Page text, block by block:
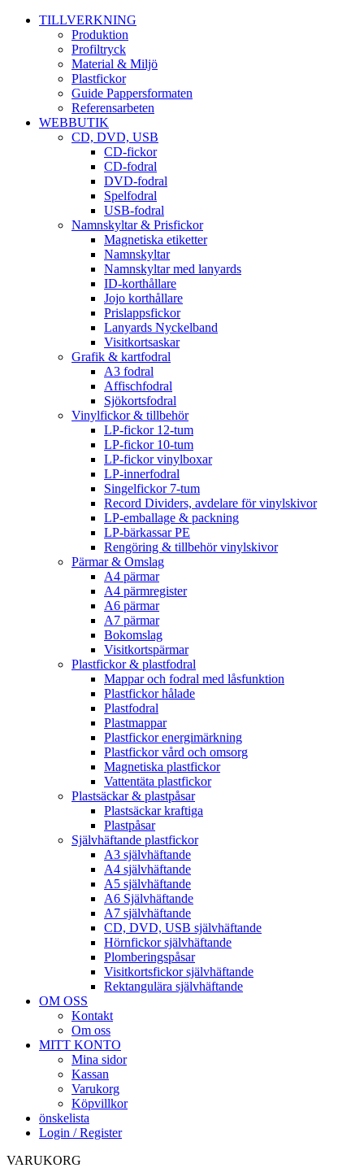
TILLVERKNING
Produktion
Profiltryck
Material & Miljö
Plastfickor
Guide Pappersformaten
Referensarbeten
WEBBUTIK
CD, DVD, USB
CD-fickor
CD-fodral
DVD-fodral
Spelfodral
USB-fodral
Namnskyltar & Prisfickor
Magnetiska etiketter
Namnskyltar
Namnskyltar med lanyards
ID-korthållare
Jojo korthållare
Prislappsfickor
Lanyards Nyckelband
Visitkortsaskar
Grafik & kartfodral
A3 fodral
Affischfodral
Sjökortsfodral
Vinylfickor & tillbehör
LP-fickor 12-tum
LP-fickor 10-tum
LP-fickor vinylboxar
LP-innerfodral
Singelfickor 7-tum
Record Dividers, avdelare för vinylskivor
LP-emballage & packning
LP-bärkassar PE
Rengöring & tillbehör vinylskivor
Pärmar & Omslag
A4 pärmar
A4 pärmregister
A6 pärmar
A7 pärmar
Bokomslag
Visitkortspärmar
Plastfickor & plastfodral
Mappar och fodral med låsfunktion
Plastfickor hålade
Plastfodral
Plastmappar
Plastfickor energimärkning
Plastfickor vård och omsorg
Magnetiska plastfickor
Vattentäta plastfickor
Plastsäckar & plastpåsar
Plastsäckar kraftiga
Plastpåsar
Självhäftande plastfickor
A3 självhäftande
A4 självhäftande
A5 självhäftande
A6 Självhäftande
A7 självhäftande
CD, DVD, USB självhäftande
Hörnfickor självhäftande
Plomberingspåsar
Visitkortsfickor självhäftande
Rektangulära självhäftande
OM OSS
Kontakt
Om oss
MITT KONTO
Mina sidor
Kassan
Varukorg
Köpvillkor
önskelista
Login / Register
VARUKORG